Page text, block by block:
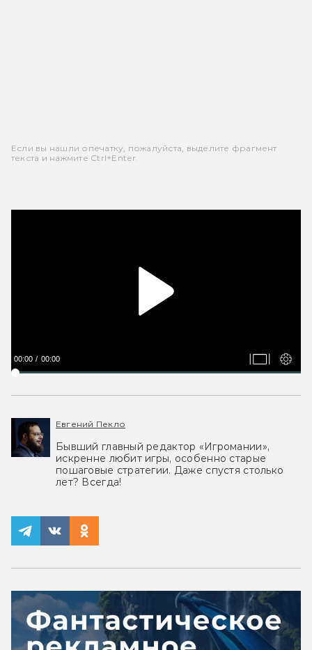
Если вы нашли опечатку, пожалуйста, выделите фрагмент
текста и нажмите Ctrl+Enter.
00:00 00:00
Евгений Пекло
Бывший главный редактор «Игромании»,
искренне любит игры, особенно старые
пошаговые стратегии. Даже спустя столько
лет? Всегда!